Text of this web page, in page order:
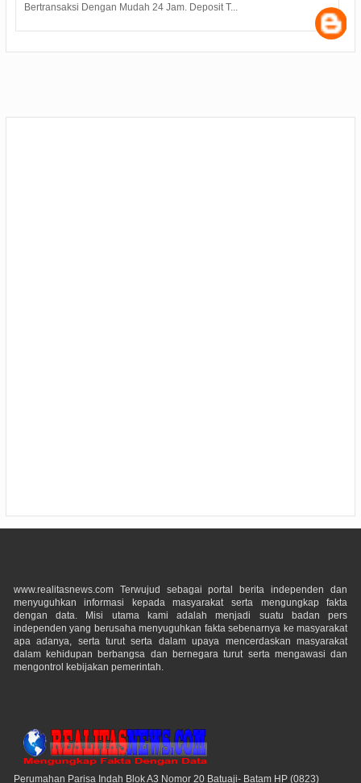
Bertransaksi Dengan Mudah 24 Jam. Deposit T...
www.realitasnews.com Terwujud sebagai portal berita independen dan
menyuguhkan informasi kepada masyarakat serta mengungkap fakta
dengan data. Misi utama kami adalah menjadi suatu badan pers
independen yang berusaha menyuguhkan fakta sebenarnya ke masyarakat
apa adanya, serta turut serta dalam upaya mencerdaskan masyarakat
dalam kehidupan berbangsa dan bernegara turut serta mengawasi dan
mengontrol kebijakan pemerintah.
Perumahan Parisa Indah Blok A3 Nomor 20 Batuaji- Batam HP (0823)